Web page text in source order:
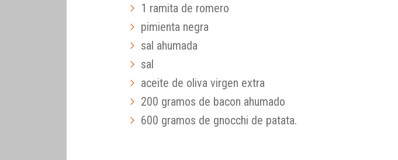
1 ramita de romero
pimienta negra
sal ahumada
sal
aceite de oliva virgen extra
200 gramos de bacon ahumado
600 gramos de gnocchi de patata.